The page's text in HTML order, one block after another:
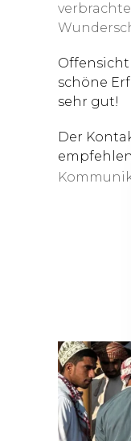
schöne
sehr gut!
Der